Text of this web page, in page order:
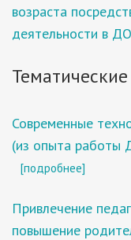
возраста
деятельности в
Современные
(из опыта работы
[подробнее]
Привлечение
повышение